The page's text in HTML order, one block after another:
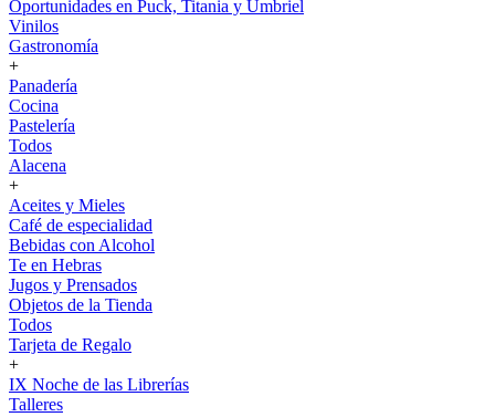
Oportunidades en Puck, Titania y Umbriel
Vinilos
Gastronomía
+
Panadería
Cocina
Pastelería
Todos
Alacena
+
Aceites y Mieles
Café de especialidad
Bebidas con Alcohol
Te en Hebras
Jugos y Prensados
Objetos de la Tienda
Todos
Tarjeta de Regalo
+
IX Noche de las Librerías
Talleres